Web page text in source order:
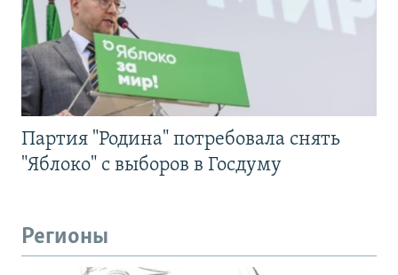
Партия "Родина" потребовала снять
"Яблоко" с выборов в Госдуму
Регионы